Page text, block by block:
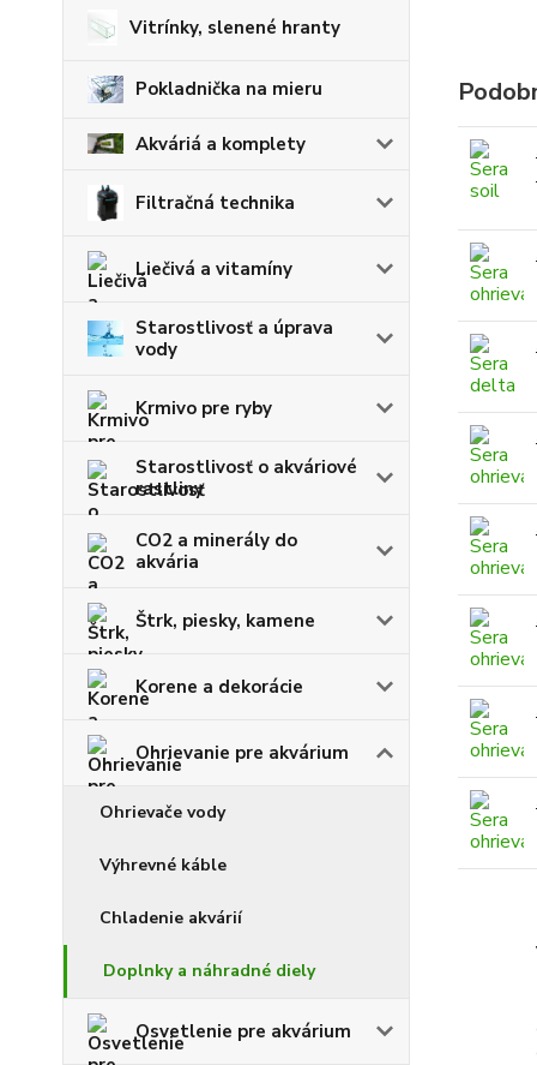
Vitrínky, slenené hranty
Pokladnička na mieru
Akváriá a komplety
Filtračná technika
Liečivá a vitamíny
Starostlivosť a úprava
vody
Krmivo pre ryby
Starostlivosť o akváriové
rastliny
CO2 a minerály do
akvária
Štrk, piesky, kamene
Korene a dekorácie
Ohrievanie pre akvárium
Ohrievače vody
Výhrevné káble
Chladenie akvárií
Doplnky a náhradné diely
Osvetlenie pre akvárium